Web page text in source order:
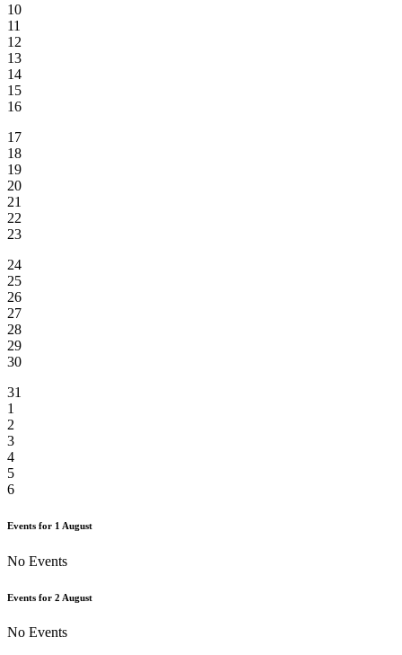
10
11
12
13
14
15
16
17
18
19
20
21
22
23
24
25
26
27
28
29
30
31
1
2
3
4
5
6
Events for 1 August
No Events
Events for 2 August
No Events